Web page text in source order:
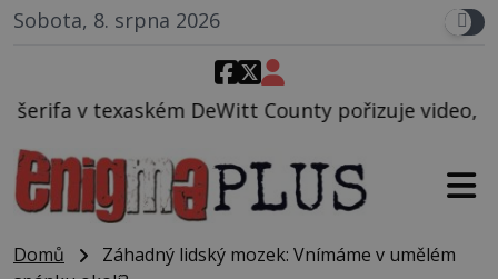
Sobota, 8. srpna 2026
DeWitt County pořizuje video, na kterém před
Domů
Záhadný lidský mozek: Vnímáme v umělém